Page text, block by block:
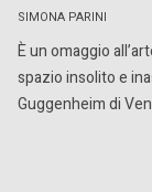
SIMONA PARINI
È un omaggio
spazio insolito e
Guggenheim di